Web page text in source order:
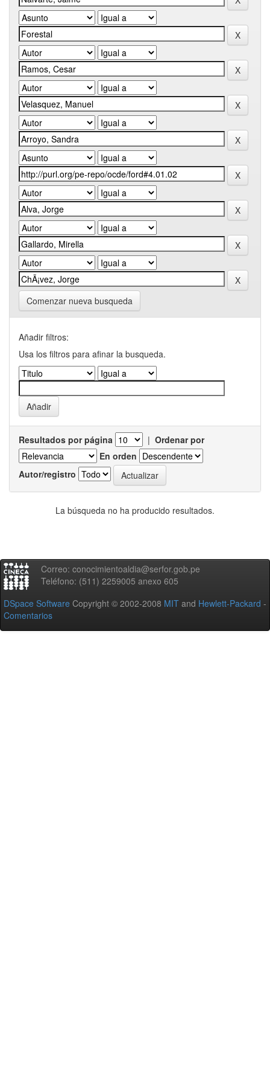
Comenzar nueva busqueda
Añadir filtros:
Usa los filtros para afinar la busqueda.
Resultados por página | Ordenar por
En orden
Autor/registro
La búsqueda no ha producido resultados.
Correo: conocimientoaldia@serfor.gob.pe
Teléfono: (511) 2259005 anexo 605
DSpace Software Copyright © 2002-2008 MIT and Hewlett-Packard -
Comentarios